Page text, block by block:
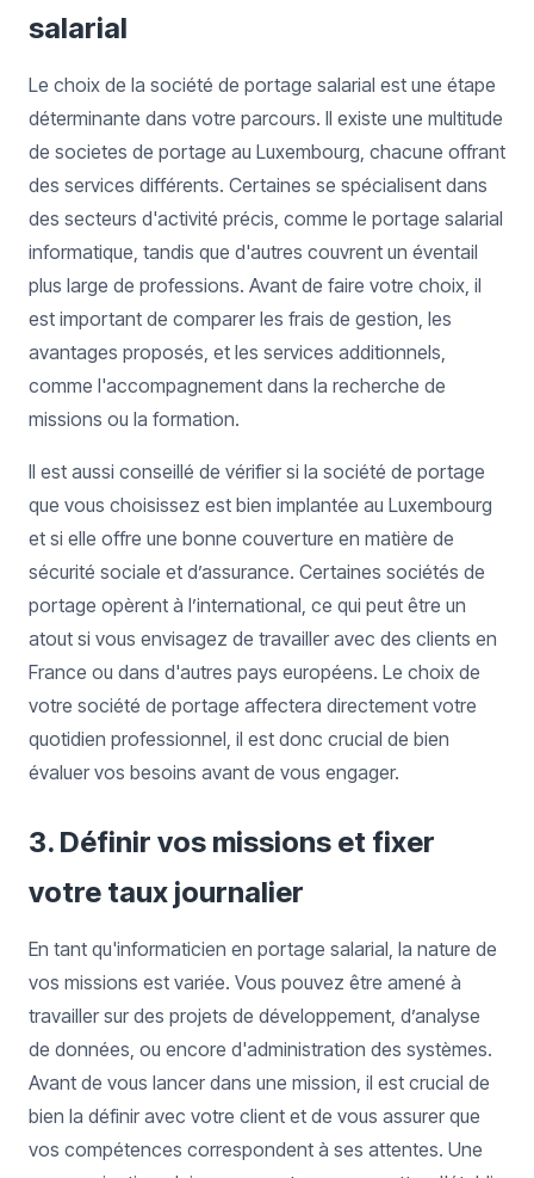
salarial
Le choix de la société de portage salarial est une étape
déterminante dans votre parcours. Il existe une multitude
de societes de portage au Luxembourg, chacune offrant
des services différents. Certaines se spécialisent dans
des secteurs d'activité précis, comme le portage salarial
informatique, tandis que d'autres couvrent un éventail
plus large de professions. Avant de faire votre choix, il
est important de comparer les frais de gestion, les
avantages proposés, et les services additionnels,
comme l'accompagnement dans la recherche de
missions ou la formation.
Il est aussi conseillé de vérifier si la société de portage
que vous choisissez est bien implantée au Luxembourg
et si elle offre une bonne couverture en matière de
sécurité sociale et d’assurance. Certaines sociétés de
portage opèrent à l’international, ce qui peut être un
atout si vous envisagez de travailler avec des clients en
France ou dans d'autres pays européens. Le choix de
votre société de portage affectera directement votre
quotidien professionnel, il est donc crucial de bien
évaluer vos besoins avant de vous engager.
3. Définir vos missions et fixer
votre taux journalier
En tant qu'informaticien en portage salarial, la nature de
vos missions est variée. Vous pouvez être amené à
travailler sur des projets de développement, d’analyse
de données, ou encore d'administration des systèmes.
Avant de vous lancer dans une mission, il est crucial de
bien la définir avec votre client et de vous assurer que
vos compétences correspondent à ses attentes. Une